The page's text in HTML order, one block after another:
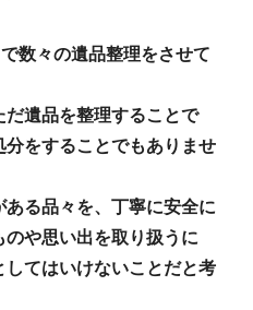
数々の遺品整理をさせて
遺品を整理することで
分をすることでもありませ
る品々を、丁寧に安全に
や思い出を取り扱うに
てはいけないことだと考